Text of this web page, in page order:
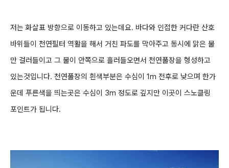
저는 화살표 방향으로 이동하고 있는데요. 바다와 인접한 커다란 산호
바위들이 천연필터 역활을 해서 거친 파도를 막아주고 동시에 맑은 물
만 걸러들이고 그 물이 안쪽으로 흘러들오면서 천연풀장을 형성하고
있는것입니다. 천연풀장의 흰색부분은 수심이 1m 전후로 낮으며 한가
운데 푸른색을 띄는곳은 수심이 3m 정도로 깊지만 이곳이 스노클링
포인트가 됩니다.